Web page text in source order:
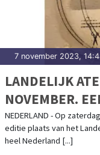
7 november 2023,
LANDELIJK
NOVEMBER.
HONDERDEN
LAND
NEDERLAND - Op
editie plaats van het
heel Nederland [...]